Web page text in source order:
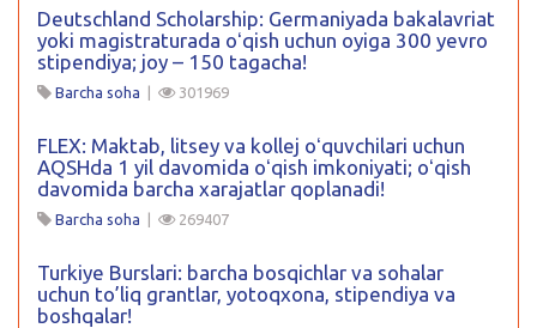
Deutschland Scholarship: Germaniyada bakalavriat
yoki magistraturada oʻqish uchun oyiga 300 yevro
stipendiya; joy – 150 tagacha!
Barcha soha | 301969
FLEX: Maktab, litsey va kollej oʻquvchilari uchun
AQSHda 1 yil davomida oʻqish imkoniyati; oʻqish
davomida barcha xarajatlar qoplanadi!
Barcha soha | 269407
Turkiye Burslari: barcha bosqichlar va sohalar
uchun to’liq grantlar, yotoqxona, stipendiya va
boshqalar!